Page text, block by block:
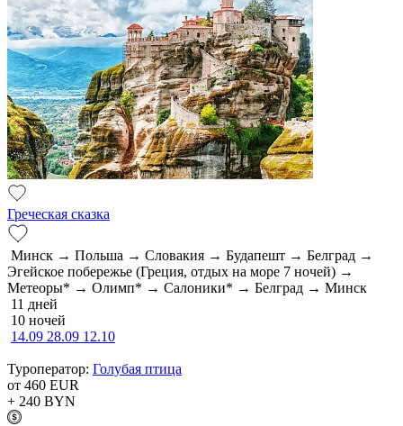
Греческая сказка
Минск → Польша → Словакия → Будапешт → Белград →
Эгейское побережье (Греция, отдых на море 7 ночей) →
Метеоры* → Олимп* → Салоники* → Белград → Минск
11 дней
10 ночей
14.09 28.09 12.10
Туроператор: Голубая птица
от 460 EUR
+ 240 BYN